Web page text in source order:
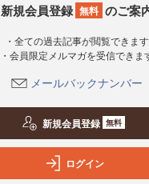
新規会員登録 無料 のご案
・全ての過去記事が閲覧できます
・会員限定メルマガを受信できま
メールバックナンバー
新規会員登録 無料
ログイン